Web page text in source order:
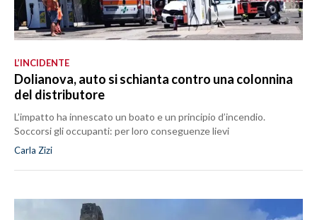
L’INCIDENTE
Dolianova, auto si schianta contro una colonnina
del distributore
L’impatto ha innescato un boato e un principio d’incendio.
Soccorsi gli occupanti: per loro conseguenze lievi
Carla Zizi